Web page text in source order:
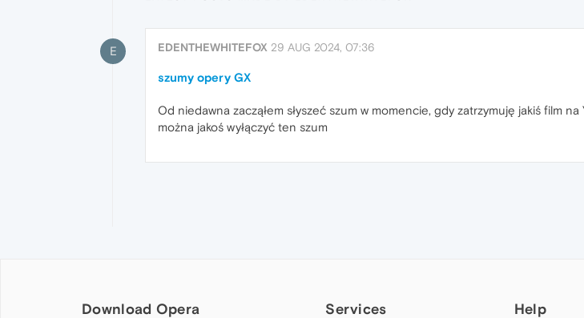
E EDENTHEWHITEFOX 29 AUG 2024, 07:36
szumy opery GX
Od niedawna zacząłem słyszeć szum w momencie, gdy zatrzymuję jakiś film
można jakoś wyłączyć ten szum
Download Opera Services Help